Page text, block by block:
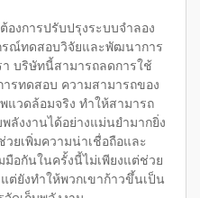
งการปรับปรุงระบบจำลอง
รณ์ทดสอบวิจัยและพัฒนาการ
บริษัทนี้สามารถลดการใช้
รทดสอบ ความสามารถของ
แวดล้อมจริง ทำให้สามารถ
ลังงานได้อย่างแม่นยำมากยิ่ง
ยเพิ่มความน่าเชื่อถือและ
อกันในครั้งนี้ไม่เพียงแต่ช่วย
ยังทำให้พวกเขาก้าวขึ้นเป็น